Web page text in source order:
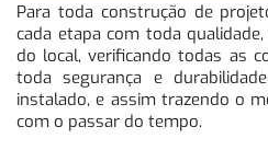
Para toda construção de
cada etapa com toda
do local, verificando todas as
toda segurança e
instalado, e assim trazendo o
com o passar do tempo.